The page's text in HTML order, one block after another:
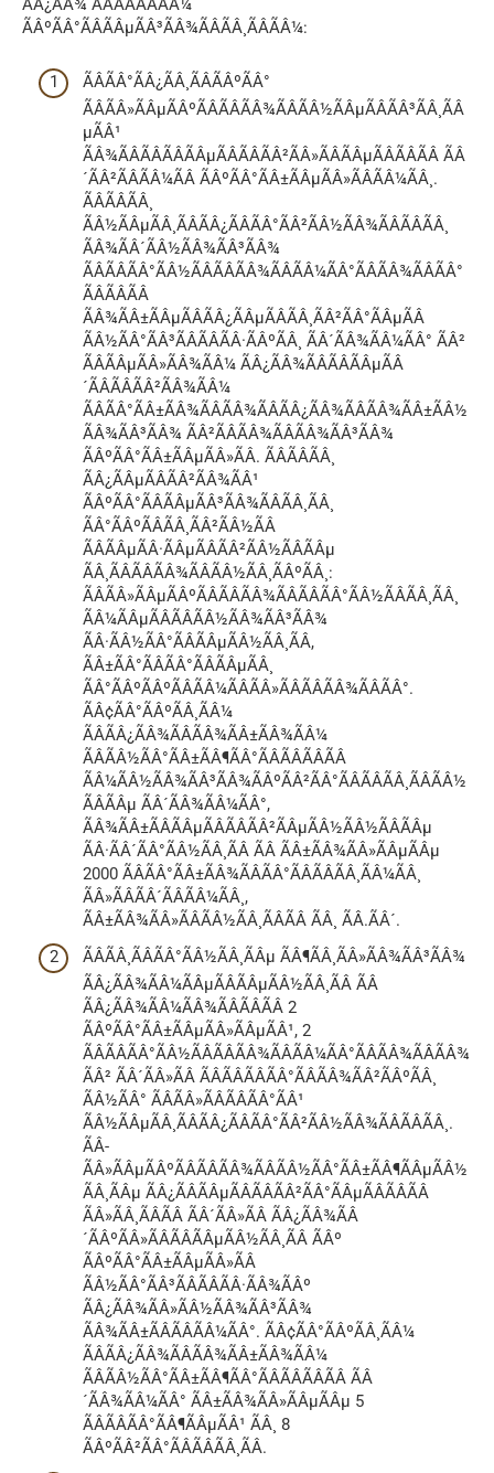
ÃÂ¿ÃÂ¾ ÃÂÃÂÃÂÃÂ¼
ÃÂºÃÂ°ÃÂÃÂµÃÂ³ÃÂ¾ÃÂÃÂ¸ÃÂÃÂ¼:
ÃÂÃÂ°ÃÂ¿ÃÂ¸ÃÂÃÂºÃÂ°
ÃÂÃÂ»ÃÂµÃÂºÃÂÃÂÃÂ¾ÃÂÃÂ½ÃÂµÃÂÃÂ³ÃÂ¸ÃÂ
µÃÂ¹
ÃÂ¾ÃÂÃÂÃÂÃÂµÃÂÃÂÃÂ²ÃÂ»ÃÂÃÂµÃÂÃÂÃÂ ÃÂ
´ÃÂ²ÃÂÃÂ¼ÃÂ ÃÂºÃÂ°ÃÂ±ÃÂµÃÂ»ÃÂÃÂ¼ÃÂ¸.
ÃÂÃÂÃÂ¸
ÃÂ½ÃÂµÃÂ¸ÃÂÃÂ¿ÃÂÃÂ°ÃÂ²ÃÂ½ÃÂ¾ÃÂÃÂÃÂ¸
ÃÂ¾ÃÂ´ÃÂ½ÃÂ¾ÃÂ³ÃÂ¾
ÃÂÃÂÃÂ°ÃÂ½ÃÂÃÂÃÂ¾ÃÂÃÂ¼ÃÂ°ÃÂÃÂ¾ÃÂÃÂ°
ÃÂÃÂÃÂ
ÃÂ¾ÃÂ±ÃÂµÃÂÃÂ¿ÃÂµÃÂÃÂ¸ÃÂ²ÃÂ°ÃÂµÃÂ
ÃÂ½ÃÂ°ÃÂ³ÃÂÃÂÃÂ·ÃÂºÃÂ¸ ÃÂ´ÃÂ¾ÃÂ¼ÃÂ° ÃÂ²
ÃÂÃÂµÃÂ»ÃÂ¾ÃÂ¼ ÃÂ¿ÃÂ¾ÃÂÃÂÃÂµÃÂ
´ÃÂÃÂÃÂ²ÃÂ¾ÃÂ¼
ÃÂÃÂ°ÃÂ±ÃÂ¾ÃÂÃÂ¾ÃÂÃÂ¿ÃÂ¾ÃÂÃÂ¾ÃÂ±ÃÂ½
ÃÂ¾ÃÂ³ÃÂ¾ ÃÂ²ÃÂÃÂ¾ÃÂÃÂ¾ÃÂ³ÃÂ¾
ÃÂºÃÂ°ÃÂ±ÃÂµÃÂ»ÃÂ. ÃÂÃÂÃÂ¸
ÃÂ¿ÃÂµÃÂÃÂ²ÃÂ¾ÃÂ¹
ÃÂºÃÂ°ÃÂÃÂµÃÂ³ÃÂ¾ÃÂÃÂ¸ÃÂ¸
ÃÂ°ÃÂºÃÂÃÂ¸ÃÂ²ÃÂ½ÃÂ
ÃÂÃÂµÃÂ·ÃÂµÃÂÃÂ²ÃÂ½ÃÂÃÂµ
ÃÂ¸ÃÂÃÂÃÂ¾ÃÂÃÂ½ÃÂ¸ÃÂºÃÂ¸:
ÃÂÃÂ»ÃÂµÃÂºÃÂÃÂÃÂ¾ÃÂÃÂÃÂ°ÃÂ½ÃÂÃÂ¸ÃÂ¸
ÃÂ¼ÃÂµÃÂÃÂÃÂ½ÃÂ¾ÃÂ³ÃÂ¾
ÃÂ·ÃÂ½ÃÂ°ÃÂÃÂµÃÂ½ÃÂ¸ÃÂ,
ÃÂ±ÃÂ°ÃÂÃÂ°ÃÂÃÂµÃÂ¸
ÃÂ°ÃÂºÃÂºÃÂÃÂ¼ÃÂÃÂ»ÃÂÃÂÃÂ¾ÃÂÃÂ°.
ÃÂ¢ÃÂ°ÃÂºÃÂ¸ÃÂ¼
ÃÂÃÂ¿ÃÂ¾ÃÂÃÂ¾ÃÂ±ÃÂ¾ÃÂ¼
ÃÂÃÂ½ÃÂ°ÃÂ±ÃÂ¶ÃÂ°ÃÂÃÂÃÂÃÂ
ÃÂ¼ÃÂ½ÃÂ¾ÃÂ³ÃÂ¾ÃÂºÃÂ²ÃÂ°ÃÂÃÂÃÂ¸ÃÂÃÂ½
ÃÂÃÂµ ÃÂ´ÃÂ¾ÃÂ¼ÃÂ°,
ÃÂ¾ÃÂ±ÃÂÃÂµÃÂÃÂÃÂ²ÃÂµÃÂ½ÃÂ½ÃÂÃÂµ
ÃÂ·ÃÂ´ÃÂ°ÃÂ½ÃÂ¸ÃÂ ÃÂ ÃÂ±ÃÂ¾ÃÂ»ÃÂµÃÂµ
2000 ÃÂÃÂ°ÃÂ±ÃÂ¾ÃÂÃÂ°ÃÂÃÂÃÂ¸ÃÂ¼ÃÂ¸
ÃÂ»ÃÂÃÂ´ÃÂÃÂ¼ÃÂ¸,
ÃÂ±ÃÂ¾ÃÂ»ÃÂÃÂ½ÃÂ¸ÃÂÃÂ ÃÂ¸ ÃÂ.ÃÂ´.
ÃÂÃÂ¸ÃÂÃÂ°ÃÂ½ÃÂ¸ÃÂµ ÃÂ¶ÃÂ¸ÃÂ»ÃÂ¾ÃÂ³ÃÂ¾
ÃÂ¿ÃÂ¾ÃÂ¼ÃÂµÃÂÃÂµÃÂ½ÃÂ¸ÃÂ ÃÂ
ÃÂ¿ÃÂ¾ÃÂ¼ÃÂ¾ÃÂÃÂÃÂ 2
ÃÂºÃÂ°ÃÂ±ÃÂµÃÂ»ÃÂµÃÂ¹, 2
ÃÂÃÂÃÂ°ÃÂ½ÃÂÃÂÃÂ¾ÃÂÃÂ¼ÃÂ°ÃÂÃÂ¾ÃÂÃÂ¾
ÃÂ² ÃÂ´ÃÂ»ÃÂ ÃÂÃÂÃÂÃÂ°ÃÂÃÂ¾ÃÂ²ÃÂºÃÂ¸
ÃÂ½ÃÂ° ÃÂÃÂ»ÃÂÃÂÃÂ°ÃÂ¹
ÃÂ½ÃÂµÃÂ¸ÃÂÃÂ¿ÃÂÃÂ°ÃÂ²ÃÂ½ÃÂ¾ÃÂÃÂÃÂ¸.
ÃÂ­
ÃÂ»ÃÂµÃÂºÃÂÃÂÃÂ¾ÃÂÃÂ½ÃÂ°ÃÂ±ÃÂ¶ÃÂµÃÂ½
ÃÂ¸ÃÂµ ÃÂ¿ÃÂÃÂµÃÂÃÂÃÂ²ÃÂ°ÃÂµÃÂÃÂÃÂ
ÃÂ»ÃÂ¸ÃÂÃÂ ÃÂ´ÃÂ»ÃÂ ÃÂ¿ÃÂ¾ÃÂ
´ÃÂºÃÂ»ÃÂÃÂÃÂµÃÂ½ÃÂ¸ÃÂ ÃÂº
ÃÂºÃÂ°ÃÂ±ÃÂµÃÂ»ÃÂ
ÃÂ½ÃÂ°ÃÂ³ÃÂÃÂÃÂ·ÃÂ¾ÃÂº
ÃÂ¿ÃÂ¾ÃÂ»ÃÂ½ÃÂ¾ÃÂ³ÃÂ¾
ÃÂ¾ÃÂ±ÃÂÃÂÃÂ¼ÃÂ°. ÃÂ¢ÃÂ°ÃÂºÃÂ¸ÃÂ¼
ÃÂÃÂ¿ÃÂ¾ÃÂÃÂ¾ÃÂ±ÃÂ¾ÃÂ¼
ÃÂÃÂ½ÃÂ°ÃÂ±ÃÂ¶ÃÂ°ÃÂÃÂÃÂÃÂ ÃÂ
´ÃÂ¾ÃÂ¼ÃÂ° ÃÂ±ÃÂ¾ÃÂ»ÃÂµÃÂµ 5
ÃÂÃÂÃÂ°ÃÂ¶ÃÂµÃÂ¹ ÃÂ¸ 8
ÃÂºÃÂ²ÃÂ°ÃÂÃÂÃÂ¸ÃÂ.